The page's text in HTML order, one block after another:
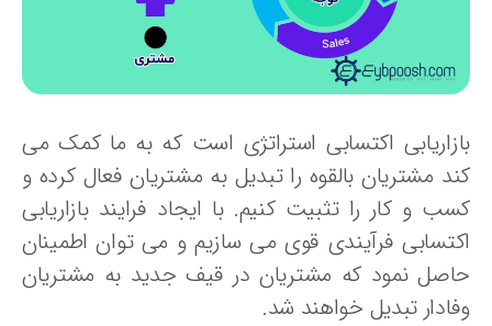
اکتسابی استراتژی است که به ما کمک می
مشتریان بالقوه را تبدیل به مشتریان فعال کرده و
و کار را تثبیت کنیم. با ایجاد فرایند بازاریابی
فرآیندی قوی می سازیم و می توان اطمینان
نمود که مشتریان در قیف جدید به مشتریان
تبدیل خواهند شد.